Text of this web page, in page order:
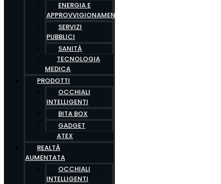
ENERGIA E
APPROVVIGIONAMENTO
SERVIZI
PUBBLICI
SANITÀ
TECNOLOGIA
MEDICA
PRODOTTI
OCCHIALI
INTELLIGENTI
BITA BOX
GADGET
ATEX
REALTÀ
AUMENTATA
OCCHIALI
INTELLIGENTI